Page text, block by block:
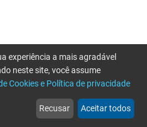
web
Notícias
more_horiz
Mais
experiência a mais agradável
neste site, você assume
Cookies e Política de privacidade
Recusar Aceitar todos
favor tente novamente